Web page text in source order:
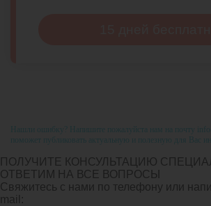
Нашли ошибку? Напишите пожалуйста нам на почту
поможет публиковать актуальную и полезную для Вас
ПОЛУЧИТЕ КОНСУЛЬТАЦИЮ
ОТВЕТИМ НА ВСЕ ВОПРОСЫ
Свяжитесь с нами по телефону или
mail: